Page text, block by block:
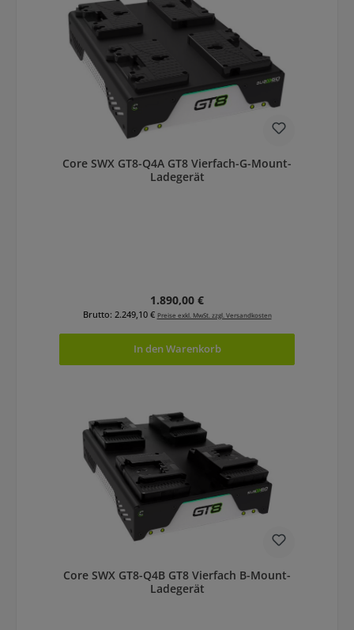
Core SWX GT8-Q4A GT8 Vierfach-G-Mount-
Ladegerät
Regulärer Preis:
1.890,00 €
Brutto: 2.249,10 € Preise exkl. MwSt. zzgl. Versandkosten
In den Warenkorb
Core SWX GT8-Q4B GT8 Vierfach B-Mount-
Ladegerät